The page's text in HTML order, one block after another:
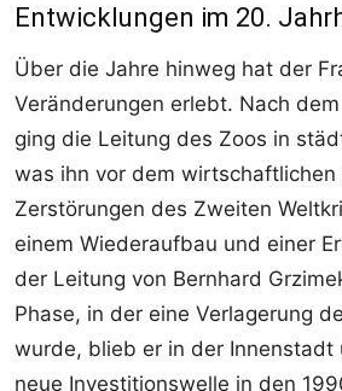
Entwicklungen im 20.
Über die Jahre hinweg hat der
Veränderungen erlebt. Nach
ging die Leitung des Zoos in
was ihn vor dem
Zerstörungen des Zweiten
einem Wiederaufbau und einer
der Leitung von Bernhard
Phase, in der eine Verlagerung
wurde, blieb er in der Innenstadt
neue Investitionswelle in den